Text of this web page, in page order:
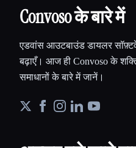
Convoso के बारे में
एडवांस आउटबाउंड डायलर
बढ़ाएँ। आज ही Convoso के
समाधानों के बारे में जानें।